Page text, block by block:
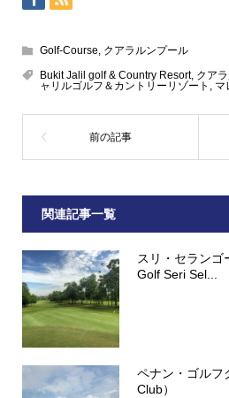
Golf-Course, クアラルンプール
Bukit Jalil golf & Country Resort, クア
ャリルゴルフ＆カントリーリゾート , マ
関連記事一覧
スリ・セランゴ
Golf Seri Sel...
ペナン・ゴルフ
Club）